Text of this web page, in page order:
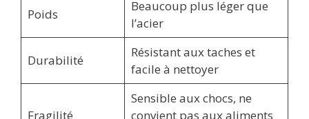
Poids
Beaucoup plus léger que
l’acier
Durabilité
Résistant aux taches et
facile à nettoyer
Fragilité
Sensible aux chocs, ne
convient pas aux aliments